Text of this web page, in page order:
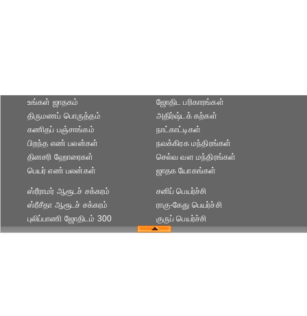
உங்கள் ஜாதகம்
திருமணப் பொருத்தம்
கணிதப் பஞ்சாங்கம்
ஜோதிட ப‌ரிகார‌ங்க‌ள்
அதிர்ஷ்டக் கற்கள்
நாட்காட்டிகள்
பிறந்த எண் பலன்கள்
தினசரி ஹோரைகள்
பெயர் எண் பலன்கள்
நவக்கிரக மந்திரங்கள்
செல்வ வள மந்திரங்கள்
ஜாதக யோகங்கள்
ஸ்ரீராமர் ஆரூடச் சக்கரம்
ஸ்ரீசீதா ஆரூடச் சக்கரம்
புலிப்பாணி ஜோதிடம் 300
சனிப் பெயர்ச்சி
ராகு-கேது பெயர்ச்சி
குருப் பெயர்ச்சி